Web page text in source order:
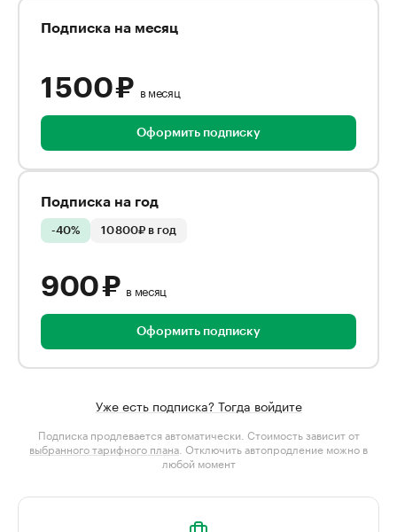
Подписка на месяц
1 500 ₽ в месяц
Оформить подписку
Подписка на год
-40% 10 800₽ в год
900 ₽ в месяц
Оформить подписку
Уже есть подписка? Тогда войдите
Подписка продлевается автоматически. Стоимость зависит от
выбранного тарифного плана . Отключить автопродление можно в
любой момент